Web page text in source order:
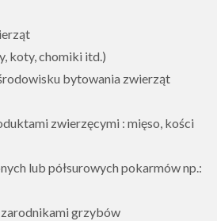
koty, chomiki itd.)
bytowania zwierząt
zwierzęcymi : mięso, kości
lub półsurowych pokarmów np.:
grzybów